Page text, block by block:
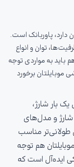
دارد، پاوربانک است.
توان و انواع
به مواردی توجه
موبایلتان برخورد
برای یک بار شارژ،
بار شارژ و مدل‌های
طولانی‌تر مناسب
هم توجه
ایده‌آل است که